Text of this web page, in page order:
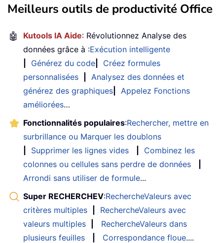
Meilleurs outils de productivité Office
🤖 Kutools IA Aide: Révolutionnez Analyse des
données grâce à :Exécution intelligente
Générez du code
Créez formules
personnalisées
Analysez des données et
générez des graphiques
Appelez Fonctions
améliorées…
Fonctionnalités populaires:Rechercher, mettre en
surbrillance ou Marquer les doublons
Supprimer les lignes vides
Combinez les
colonnes ou cellules sans perdre de données
Arrondi sans utiliser de formule...
Super RECHERCHEV:RechercheValeurs avec
critères multiples
RechercheValeurs avec
valeurs multiples
RechercheValeurs dans
plusieurs feuilles
Correspondance floue....